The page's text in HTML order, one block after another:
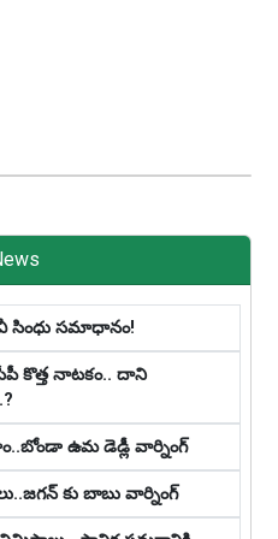
సింధు సమాధానం!
కొత్త నాట‌కం.. దాని
ఉమ డెడ్లీ వార్నింగ్
కు బాబు వార్నింగ్